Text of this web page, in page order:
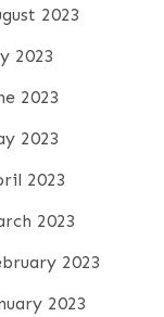
2023
2023
2023
2023
2023
2023
2023
2023